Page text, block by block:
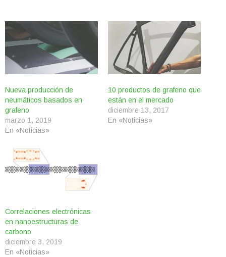
Nueva producción de
neumáticos basados en
grafeno
marzo 1, 2019
En «Noticias»
10 productos de grafeno que
están en el mercado
diciembre 13, 2017
En «Noticias»
Correlaciones electrónicas
en nanoestructuras de
carbono
diciembre 3, 2019
En «Noticias»